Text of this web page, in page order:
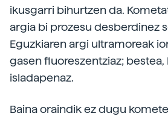
ikusgarri bihurtzen da.
argia bi prozesu desberdinez
Eguzkiaren argi ultramoreak
gasen fluoreszentziaz;
isladapenaz.
Baina oraindik ez dugu